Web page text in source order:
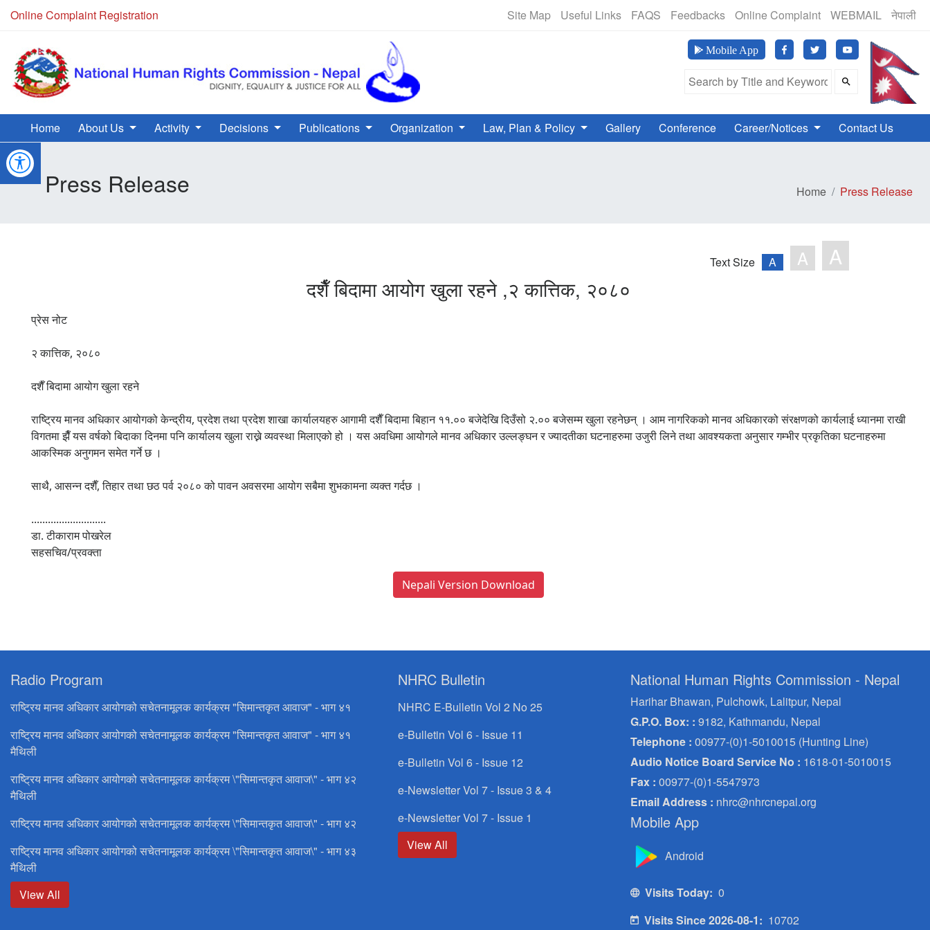
Online Complaint Registration NHRC Hotline - +977-1-5010000 (24 Hours, 365 Days) मानव
Site Map Useful Links FAQS Feedbacks Online Complaint WEBMAIL नेपाली
Mobile App
Search Field
Home About Us Activity Decisions Publications Organization Law, Plan & Policy Gallery Conference Career/Notices Contact Us
Press Release Home Press Release
Text Size A A A
दशैँ बिदामा आयोग खुला रहने ,२ कात्तिक, २०८०
प्रेस नोट
२ कात्तिक, २०८०
दशैँ बिदामा आयोग खुला रहने
राष्ट्रिय मानव अधिकार आयोगको केन्द्रीय, प्रदेश तथा प्रदेश शाखा कार्यालयहरु आगामी दशैँ बिदामा बिहान ११.०० बजेदेखि दिउँसो २.०० बजेसम्म खुला रहनेछन् । आम नागरिकको मानव अधिकारको संरक्षणको कार्यलाई ध्यानमा राखी
विगतमा झैँ यस वर्षको बिदाका दिनमा पनि कार्यालय खुला राख्ने व्यवस्था मिलाएको हो । यस अवधिमा आयोगले मानव अधिकार उल्लङ्घन र ज्यादतीका घटनाहरुमा उजुरी लिने तथा आवश्यकता अनुसार गम्भीर प्रकृतिका घटनाहरुमा
आकस्मिक अनुगमन समेत गर्ने छ ।
साथै, आसन्न दशैँ, तिहार तथा छठ पर्व २०८० को पावन अवसरमा आयोग सबैमा शुभकामना व्यक्त गर्दछ ।
...........................
डा. टीकाराम पोखरेल
सहसचिव/प्रवक्ता
Nepali Version Download
Radio Program
राष्ट्रिय मानव अधिकार आयोगको सचेतनामूलक कार्यक्रम "सिमान्तकृत आवाज" - भाग ४१
राष्ट्रिय मानव अधिकार आयोगको सचेतनामूलक कार्यक्रम "सिमान्तकृत आवाज" - भाग ४१
मैथिली
राष्ट्रिय मानव अधिकार आयोगको सचेतनामूलक कार्यक्रम \"सिमान्तकृत आवाज\" - भाग ४२
मैथिली
राष्ट्रिय मानव अधिकार आयोगको सचेतनामूलक कार्यक्रम \"सिमान्तकृत आवाज\" - भाग ४२
राष्ट्रिय मानव अधिकार आयोगको सचेतनामूलक कार्यक्रम \"सिमान्तकृत आवाज\" - भाग ४३
मैथिली
View All
NHRC Bulletin
NHRC E-Bulletin Vol 2 No 25
e-Bulletin Vol 6 - Issue 11
e-Bulletin Vol 6 - Issue 12
e-Newsletter Vol 7 - Issue 3 & 4
e-Newsletter Vol 7 - Issue 1
View All
National Human Rights Commission - Nepal
Harihar Bhawan, Pulchowk, Lalitpur, Nepal
G.P.O. Box: : 9182, Kathmandu, Nepal
Telephone : 00977-(0)1-5010015 (Hunting Line)
Audio Notice Board Service No : 1618-01-5010015
Fax : 00977-(0)1-5547973
Email Address : nhrc@nhrcnepal.org
Mobile App
Android
Visits Today: 0
Visits Since 2026-08-1: 10702